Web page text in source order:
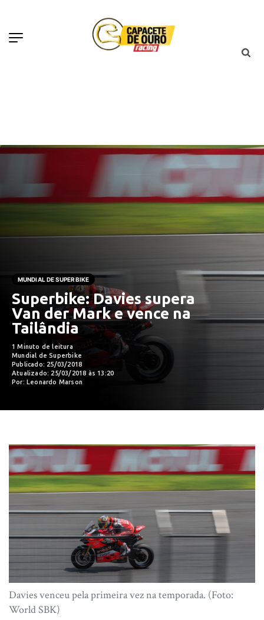
MUNDIAL DE SUPERBIKE
Superbike: Davies supera
Van der Mark e vence na
Tailândia
1 Minuto de leitura
Mundial de Superbike
Publicado: 25/03/2018
Atualizado: 25/03/2018 às 13:20
Por: Leonardo Marson
Davies venceu pela primeira vez na temporada. (Foto:
World SBK)